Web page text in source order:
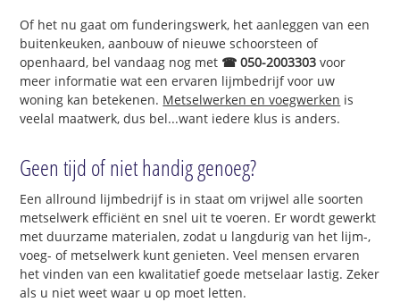
Of het nu gaat om funderingswerk, het aanleggen van een
buitenkeuken, aanbouw of nieuwe schoorsteen of
openhaard, bel vandaag nog met ☎ 050-2003303 voor
meer informatie wat een ervaren lijmbedrijf voor uw
woning kan betekenen. Metselwerken en voegwerken is
veelal maatwerk, dus bel...want iedere klus is anders.
Geen tijd of niet handig genoeg?
Een allround lijmbedrijf is in staat om vrijwel alle soorten
metselwerk efficiënt en snel uit te voeren. Er wordt gewerkt
met duurzame materialen, zodat u langdurig van het lijm-,
voeg- of metselwerk kunt genieten. Veel mensen ervaren
het vinden van een kwalitatief goede metselaar lastig. Zeker
als u niet weet waar u op moet letten.